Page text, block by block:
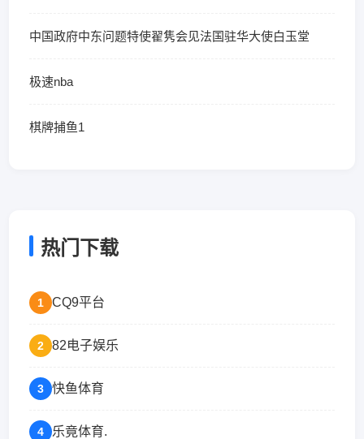
中国政府中东问题特使翟隽会见法国驻华大使白玉堂
极速nba
棋牌捕鱼1
热门下载
1 CQ9平台
2 82电子娱乐
3 快鱼体育
4 乐竟体育.